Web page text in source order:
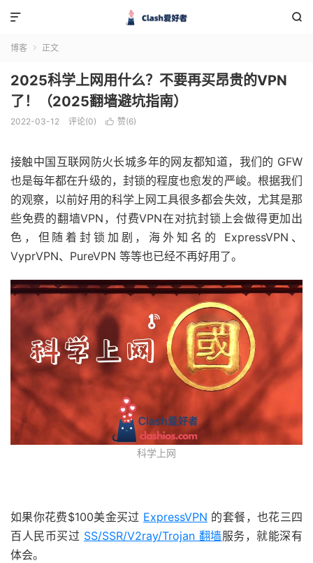


博客  正文
2025科学上网用什么？不要再买昂贵的VPN
了！（2025翻墙避坑指南）
2022-03-12 评论(0)  赞(6)
接触中国互联网防火长城多年的网友都知道，我们的 GFW
也是每年都在升级的，封锁的程度也愈发的严峻。根据我们
的观察，以前好用的科学上网工具很多都会失效，尤其是那
些免费的翻墙VPN，付费VPN在对抗封锁上会做得更加出
色，但随着封锁加剧，海外知名的 ExpressVPN、
VyprVPN、PureVPN 等等也已经不再好用了。
科学上网
如果你花费$100美金买过 ExpressVPN 的套餐，也花三四
百人民币买过 SS/SSR/V2ray/Trojan 翻墙服务，就能深有
体会。